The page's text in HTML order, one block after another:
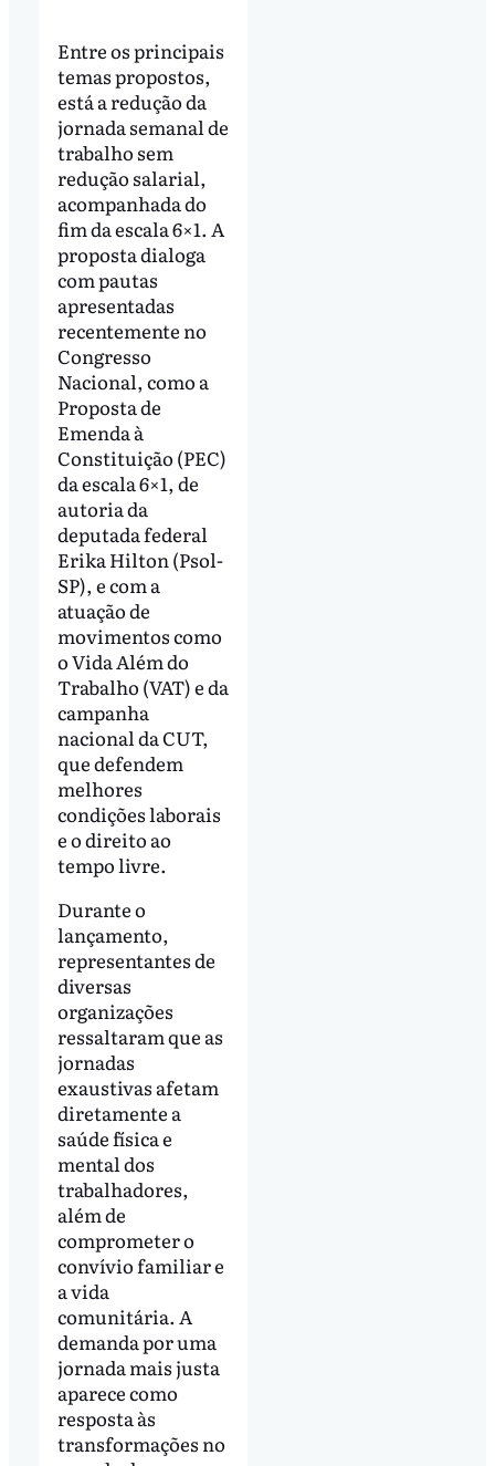
Entre os principais
temas propostos,
está a redução da
jornada semanal de
trabalho sem
redução salarial,
acompanhada do
fim da escala 6×1. A
proposta dialoga
com pautas
apresentadas
recentemente no
Congresso
Nacional, como a
Proposta de
Emenda à
Constituição (PEC)
da escala 6×1, de
autoria da
deputada federal
Erika Hilton (Psol-
SP), e com a
atuação de
movimentos como
o Vida Além do
Trabalho (VAT) e da
campanha
nacional da CUT,
que defendem
melhores
condições laborais
e o direito ao
tempo livre.
Durante o
lançamento,
representantes de
diversas
organizações
ressaltaram que as
jornadas
exaustivas afetam
diretamente a
saúde física e
mental dos
trabalhadores,
além de
comprometer o
convívio familiar e
a vida
comunitária. A
demanda por uma
jornada mais justa
aparece como
resposta às
transformações no